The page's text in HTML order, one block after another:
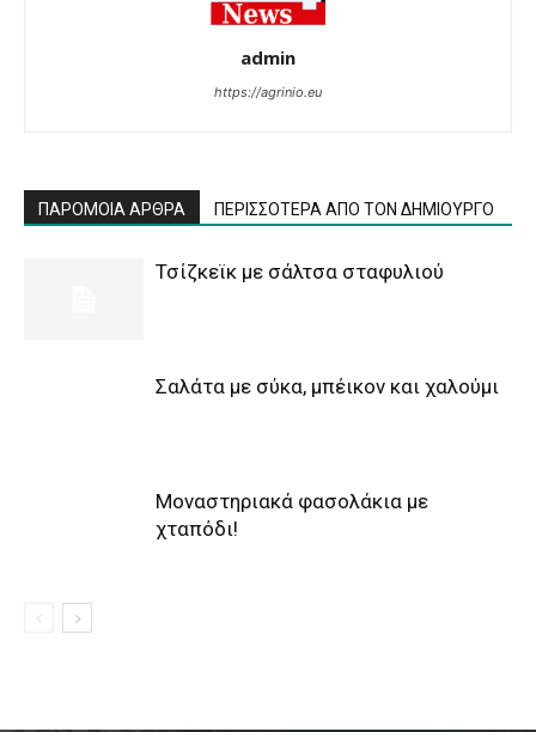
admin
https://agrinio.eu
ΠΑΡΟΜΟΙΑ ΑΡΘΡΑ ΠΕΡΙΣΣΟΤΕΡΑ ΑΠΟ ΤΟΝ ΔΗΜΙΟΥΡΓΟ
Τσίζκεϊκ με σάλτσα σταφυλιού
Σαλάτα με σύκα, μπέικον και χαλούμι
Μοναστηριακά φασολάκια με
χταπόδι!